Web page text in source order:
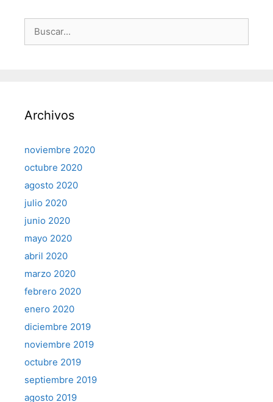
Archivos
noviembre 2020
octubre 2020
agosto 2020
julio 2020
junio 2020
mayo 2020
abril 2020
marzo 2020
febrero 2020
enero 2020
diciembre 2019
noviembre 2019
octubre 2019
septiembre 2019
agosto 2019